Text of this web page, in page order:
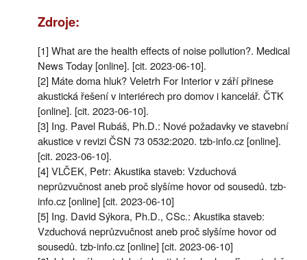
Zdroje:
[1] What are the health effects of noise pollution?. Medical
News Today [online]. [cit. 2023-06-10].
[2] Máte doma hluk? Veletrh For Interior v září přinese
akustická řešení v interiérech pro domov i kancelář. ČTK
[online]. [cit. 2023-06-10].
[3] Ing. Pavel Rubáš, Ph.D.: Nové požadavky ve stavební
akustice v revizi ČSN 73 0532:2020. tzb-info.cz [online].
[cit. 2023-06-10].
[4] VLČEK, Petr: Akustika staveb: Vzduchová
neprůzvučnost aneb proč slyšíme hovor od sousedů. tzb-
info.cz [online] [cit. 2023-06-10]
[5] Ing. David Sýkora, Ph.D., CSc.: Akustika staveb:
Vzduchová neprůzvučnost aneb proč slyšíme hovor od
sousedů. tzb-info.cz [online] [cit. 2023-06-10]